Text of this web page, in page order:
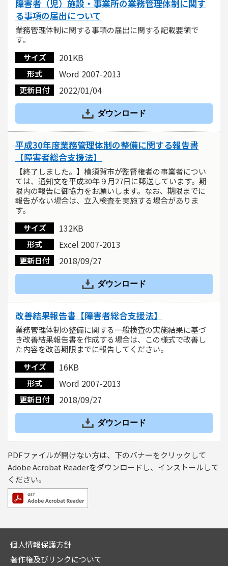
障害者（児）施設・事業所の業務管理体制に関す
る事項の届出について
業務管理体制に関する事項の届出に関する記載要領で
す。
サイズ
201KB
形式 Word 2007-2013
更新日付 2022/01/04
ダウンロード
平成30年度業務管理体制の整備に関する報告書
【障害者総合支援法】
【終了しました。】横須賀市が監督権者の事業者につい
ては、通知文を平成30年９月27日に郵送しています。期
限内の報告に御協力をお願いします。なお、期限までに
報告がない場合は、立入検査を実施する場合がありま
す。
サイズ
132KB
形式 Excel 2007-2013
更新日付 2018/09/27
ダウンロード
改善結果報告書【障害者総合支援法】
業務管理体制の整備に関する一般検査の実施結果に基づ
き改善結果報告書を作成する場合は、この様式で改善し
た内容を改善期限までに報告してください。
サイズ
16KB
形式 Word 2007-2013
更新日付 2018/09/27
ダウンロード
PDFファイルが開けない方は、下のバナーをクリックして
Adobe Acrobat Readerをダウンロードし、インストールして
ください。
個人情報保護方針
著作権及びリンクについて